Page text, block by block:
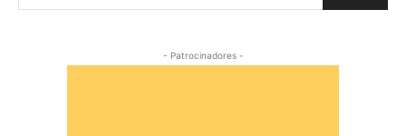
- Patrocinadores -